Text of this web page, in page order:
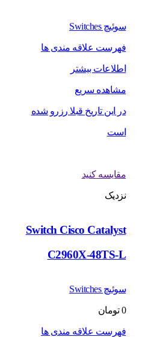
سوئیچ Switches
فهرست علاقه مندی ها
اطلاعات بیشتر
مشاهده سریع
در این تاریخ قبلا رزرو شده
است
مقایسه کنید
نزدیک
Switch Cisco Catalyst
C2960X-48TS-L
سوئیچ Switches
0 تومان
فهرست علاقه مندی ها